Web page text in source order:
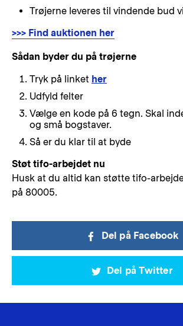
Trøjerne leveres til vindende bud
>>> Find auktionen her
Sådan byder du på trøjerne
Tryk på linket her
Udfyld felter
Vælge en kode på 6 tegn. Skal
og små bogstaver.
Så er du klar til at byde
Støt tifo-arbejdet nu
Husk at du altid kan støtte tifo-
på 80005.
Del på Facebook
Del på Twitter